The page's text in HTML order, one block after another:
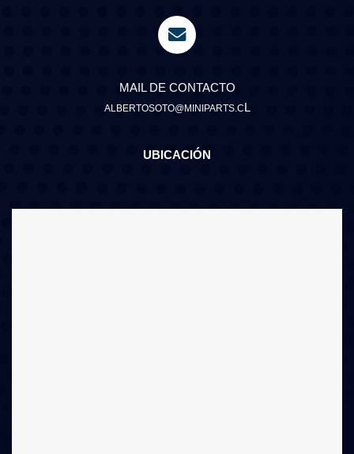
MAIL DE CONTACTO
ALBERTOSOTO@MINIPARTS.CL
UBICACIÓN